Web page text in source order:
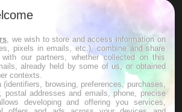
, we wish to store and access information on
pixels in emails, etc.), combine and share
our partners, whether collected on this
already held by some of us, or obtained
contexts.
browsing, preferences, purchases,
postal addresses and emails, phone, precise
developing and offering you services,